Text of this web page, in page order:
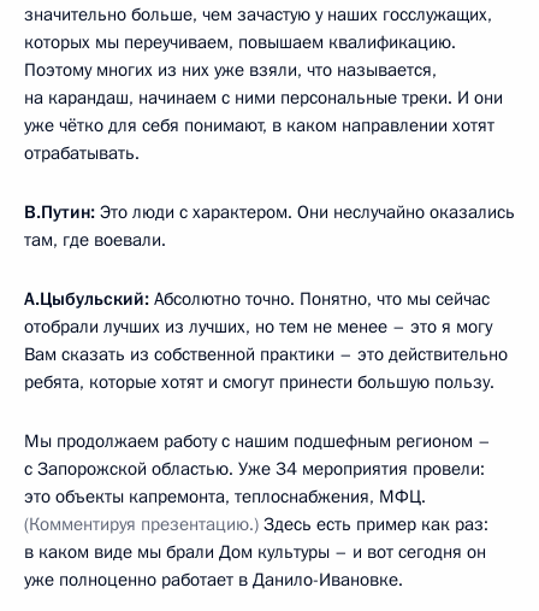
значительно больше, чем зачастую у наших госслужащих,
которых мы переучиваем, повышаем квалификацию.
Поэтому многих из них уже взяли, что называется,
на карандаш, начинаем с ними персональные треки. И они
уже чётко для себя понимают, в каком направлении хотят
отрабатывать.
В.Путин: Это люди с характером. Они неслучайно оказались
там, где воевали.
А.Цыбульский: Абсолютно точно. Понятно, что мы сейчас
отобрали лучших из лучших, но тем не менее – это я могу
Вам сказать из собственной практики – это действительно
ребята, которые хотят и смогут принести большую пользу.
Мы продолжаем работу с нашим подшефным регионом –
с Запорожской областью. Уже 34 мероприятия провели:
это объекты капремонта, теплоснабжения, МФЦ.
(Комментируя презентацию.) Здесь есть пример как раз:
в каком виде мы брали Дом культуры – и вот сегодня он
уже полноценно работает в Данило-Ивановке.